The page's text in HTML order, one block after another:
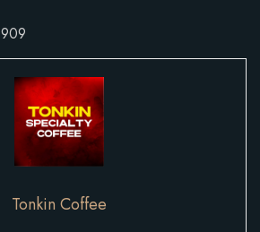
Tonkin Coffee